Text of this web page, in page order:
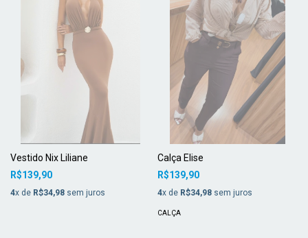
Vestido Nix Liliane
R$139,90
4x de R$34,98 sem juros
Calça Elise
R$139,90
4x de R$34,98 sem juros
CALÇA